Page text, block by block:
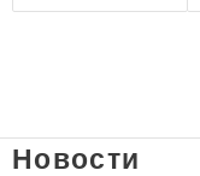
Новости